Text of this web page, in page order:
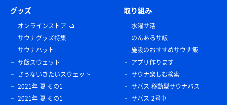
グッズ
オンラインストア
サウナグッズ特集
サウナハット
サ飯スウェット
さうないきたいスウェット
2021年 夏 その1
2021年 夏 その1
取り組み
水曜サ活
のんあるサ飯
施設のおすすめサウナ飯
アプリ作ります
サウナ楽しむ検索
サバス 移動型サウナバス
サバス 2号車